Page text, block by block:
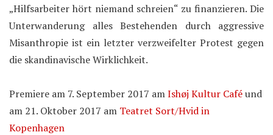
„Hilfsarbeiter hört niemand schreien“ zu finanzieren. Die
Unterwanderung alles Bestehenden durch aggressive
Misanthropie ist ein letzter verzweifelter Protest gegen
die skandinavische Wirklichkeit.
Premiere am 7. September 2017 amIshøj Kultur Caféund
am 21. Oktober 2017 am Teatret Sort/Hvid in
Kopenhagen